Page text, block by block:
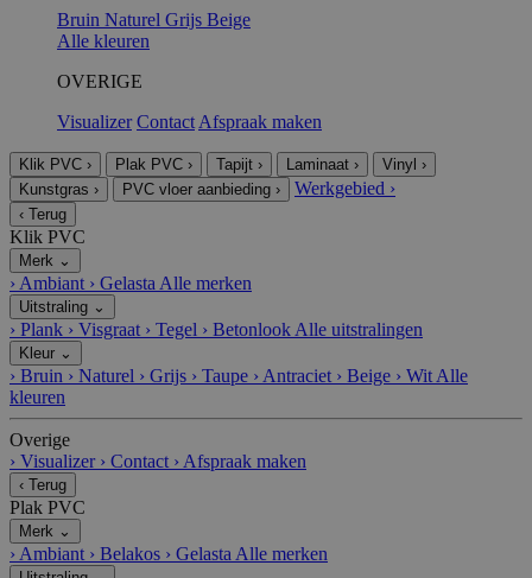
Bruin Naturel Grijs Beige
Alle kleuren
OVERIGE
Visualizer Contact Afspraak maken
Klik PVC › Plak PVC › Tapijt › Laminaat › Vinyl ›
Kunstgras › PVC vloer aanbieding › Werkgebied ›
‹ Terug
Klik PVC
Merk ⌄
› Ambiant › Gelasta Alle merken
Uitstraling ⌄
› Plank › Visgraat › Tegel › Betonlook Alle uitstralingen
Kleur ⌄
› Bruin › Naturel › Grijs › Taupe › Antraciet › Beige › Wit Alle
kleuren
Overige
› Visualizer › Contact › Afspraak maken
‹ Terug
Plak PVC
Merk ⌄
› Ambiant › Belakos › Gelasta Alle merken